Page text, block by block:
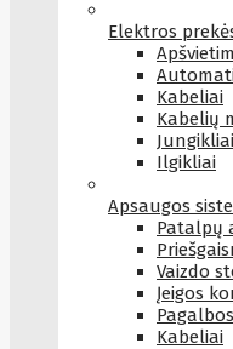
Elektros
Kabeliai
Kabelių
Ilgikliai
Apsaugos
Patalpų
Vaizdo
Įeigos
Kabeliai